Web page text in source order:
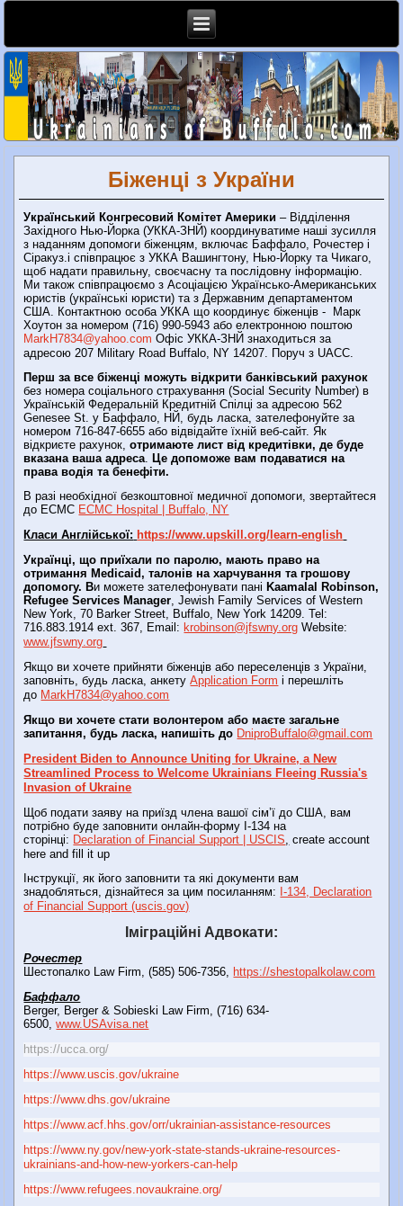
Біженці з України
Український Конгресовий Комітет Америки– Відділення
Західного Нью-Йорка (УККА-ЗНЙ) координуватиме наші зусилля
з наданням допомоги біженцям, включає Баффало, Рочестер і
Сіракуз.і співпрацює з УККА Вашингтону, Нью-Йорку та Чикаго,
щоб надати правильну, своєчасну та послідовну інформацію.
Ми також співпрацюємо з Асоціацією Українсько-Американських
юристів (українські юристи) та з Державним департаментом
США. Контактною особа УККА що координує біженців - Марк
Хоутон за номером (716) 990-5943 або електронною поштою
MarkH7834@yahoo.com Офіс УККА-ЗНЙ знаходиться за
адресою 207 Military Road Buffalo, NY 14207. Поруч з UACC.
Перш за все біженці можуть відкрити банківський рахунок
без номера соціального страхування (Social Security Number) в
Українській Федеральній Кредитній Спілці за адресою 562
Genesee St. у Баффало, НЙ, будь ласка, зателефонуйте за
номером 716-847-6655 або відвідайте їхній веб-сайт. Як
відкриєте рахунок,отримаюте лист від кредитівки, де буде
вказана ваша адреса
Це допоможе вам подаватися на
права водія та бенефіти.
В разі необхідної безкоштовної медичної допомоги, звертайтеся
до ECMC ECMC Hospital | Buffalo, NY
Класи Англійської: https://www.upskill.org/learn-english
Українці, що приїхали по паролю, мають право на
отримання Medicaid, талонів на харчування та грошову
допомогу. Ви можете зателефонувати пані Kaamalal Robinson,
Refugee Services Manager , Jewish Family Services of Western
New York, 70 Barker Street, Buffalo, New York 14209. Tel:
716.883.1914 ext. 367, Email: krobinson@jfswny.org Website:
www.jfswny.org
Якщо ви хочете прийняти біженців або переселенців з України,
заповніть, будь ласка, анкетуApplication Form і перешліть
до MarkH7834@yahoo.com
Якщо ви хочете стати волонтером або маєте загальне
запитання, будь ласка, напишіть до DniproBuffalo@gmail.com
President Biden to Announce Uniting for Ukraine, a New
Streamlined Process to Welcome Ukrainians Fleeing Russia's
Invasion of Ukraine
Щоб подати заяву на приїзд члена вашої сім’ї до США, вам
потрібно буде заповнити онлайн-форму I-134 на
сторінці: Declaration of Financial Support | USCIS create account
here and fill it up
Інструкції, як його заповнити та які документи вам
знадобляться, дізнайтеся за цим посиланням: I-134, Declaration
of Financial Support (uscis.gov)
Іміграційні Адвокати:
Рочестер
Шестопалко Law Firm, (585) 506-7356,
https://shestopalkolaw.com
Баффало
Berger, Berger & Sobieski Law Firm, (716) 634-
6500,www.USAvisa.net
https://ucca.org/
https://www.uscis.gov/ukraine
https://www.dhs.gov/ukraine
https://www.acf.hhs.gov/orr/ukrainian-assistance-resources
https://www.ny.gov/new-york-state-stands-ukraine-resources-
ukrainians-and-how-new-yorkers-can-help
https://www.refugees.novaukraine.org/